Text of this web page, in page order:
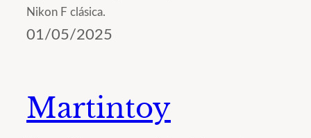
Nikon F clásica.
01/05/2025
Martintoy